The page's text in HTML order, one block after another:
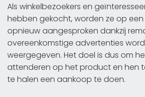
Als winkelbezoekers en
hebben gekocht, worden ze op
opnieuw aangesproken dankzij
overeenkomstige advertenties
weergegeven. Het doel is dus om
attenderen op het product en hen
te halen een aankoop te doen.